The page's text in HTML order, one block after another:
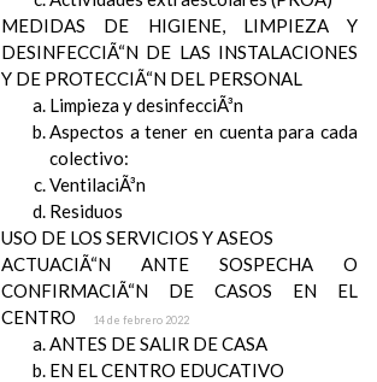
MEDIDAS DE HIGIENE, LIMPIEZA Y
DESINFECCIÃ“N DE LAS INSTALACIONES
Y DE PROTECCIÃ“N DEL PERSONAL
Limpieza y desinfecciÃ³n
Aspectos a tener en cuenta para cada
colectivo:
VentilaciÃ³n
Residuos
USO DE LOS SERVICIOS Y ASEOS
ACTUACIÃ“N ANTE SOSPECHA O
CONFIRMACIÃ“N DE CASOS EN EL
CENTRO
14 de febrero 2022
ANTES DE SALIR DE CASA
EN EL CENTRO EDUCATIVO